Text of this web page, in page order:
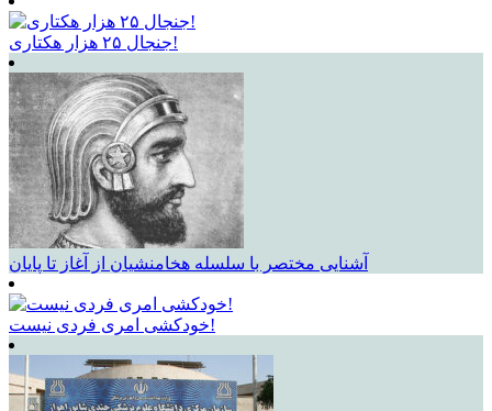
جنجال ۲۵ هزار هکتاری!
آشنایی مختصر با سلسله هخامنشیان از آغاز تا پایان
خودکشی امری فردی نیست!